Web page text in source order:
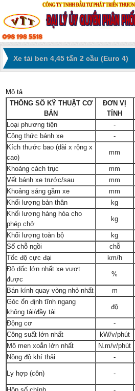
Xe tải ben 4,45 tấn 2 cầu (Euro 4)
Mô tả
THÔNG SỐ KỸ THUẬT CƠ
BẢN
ĐƠN VỊ
TÍNH
Loại phương tiện -
Công thức bánh xe
-
Kích thước bao (dài x rộng x
cao)
mm
Khoảng cách trục mm
Vết bánh xe trước/sau
mm
Khoảng sáng gầm xe
mm
Khối lượng bản thân
kg
Khối lượng hàng hóa cho
phép chở
kg
Khối lượng toàn bộ kg
Số chỗ ngồi
chỗ
Tốc độ cực đại
km/h
Độ dốc lớn nhất xe vượt
được
%
Bán kính quay vòng nhỏ nhất m
Góc ổn định tĩnh ngang
không tải/đầy tải
độ
Động cơ -
Công suất lớn nhất
kW/v/phút
Mô men xoắn lớn nhất
N.m/v/phút
Nồng độ khí thải
-
Ly hợp (côn) -